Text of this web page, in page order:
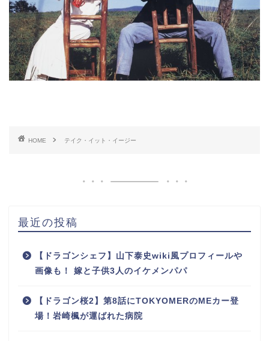
HOME テイク・イット・イージー
最近の投稿
【ドラゴンシェフ】山下泰史wiki風プロフィールや
画像も！ 嫁と子供3人のイケメンパパ
【ドラゴン桜2】第8話にTOKYOMERのMEカー登
場！岩崎楓が運ばれた病院